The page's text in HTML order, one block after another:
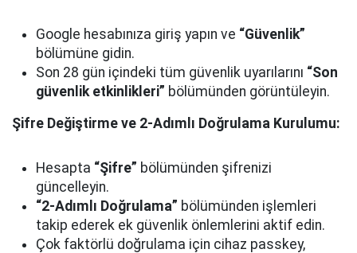
Google hesabınıza giriş yapın ve “Güvenlik”
bölümüne gidin.
Son 28 gün içindeki tüm güvenlik uyarılarını “Son
güvenlik etkinlikleri” bölümünden görüntüleyin.
Şifre Değiştirme ve 2-Adımlı Doğrulama Kurulumu:
Hesapta “Şifre” bölümünden şifrenizi
güncelleyin.
“2-Adımlı Doğrulama” bölümünden işlemleri
takip ederek ek güvenlik önlemlerini aktif edin.
Çok faktörlü doğrulama için cihaz passkey,